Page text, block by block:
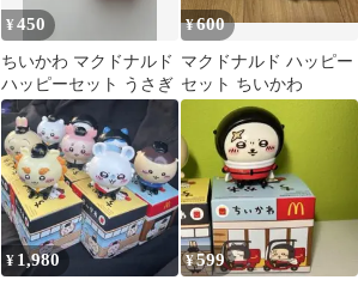
¥450
ちいかわ マクドナルド
ハッピーセット うさぎ
¥600
マクドナルド ハッピー
セット ちいかわ
¥ 1,980 ¥599